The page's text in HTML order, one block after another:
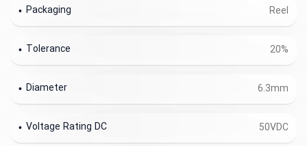
Reel
Packaging
20%
Tolerance
6.3mm
Diameter
50VDC
Voltage Rating DC